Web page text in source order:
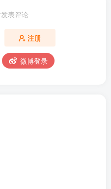
后下载分享。
理订阅，后续会开放更多
表评论
注册
微博登录